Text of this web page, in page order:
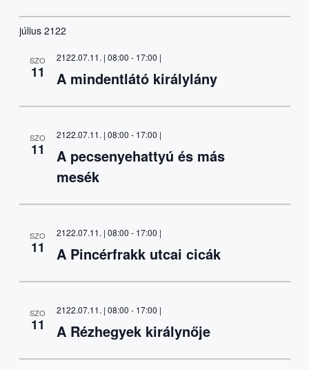
július 2122
SZO
11
2122.07.11. | 08:00 - 17:00 |
A mindentlátó királylány
SZO
11
2122.07.11. | 08:00 - 17:00 |
A pecsenyehattyú és más
mesék
SZO
11
2122.07.11. | 08:00 - 17:00 |
A Pincérfrakk utcai cicák
SZO
11
2122.07.11. | 08:00 - 17:00 |
A Rézhegyek királynője